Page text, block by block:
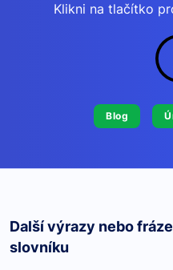
Klikni na tlačítko
Blog
Další výrazy nebo
slovníku